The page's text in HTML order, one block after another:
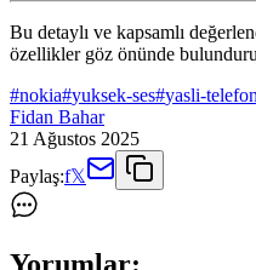
Bu detaylı ve kapsamlı
özellikler göz önünde
#nokia#yuksek-ses#yasli-telefon
Fidan Bahar
21 Ağustos 2025
Paylaş:f𝕏
Yorumlar: